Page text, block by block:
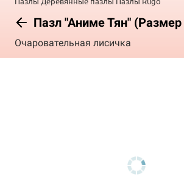
Пазл "Аниме Тян" (Размер
Очаровательная лисичка